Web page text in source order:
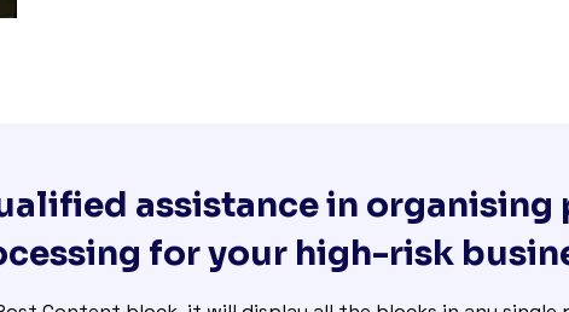
assistance in organising
for your high-risk